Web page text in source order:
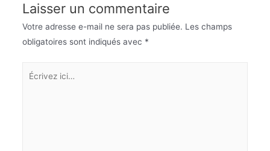
Laisser un commentaire
Votre adresse e-mail ne sera pas publiée. Les champs
obligatoires sont indiqués avec *